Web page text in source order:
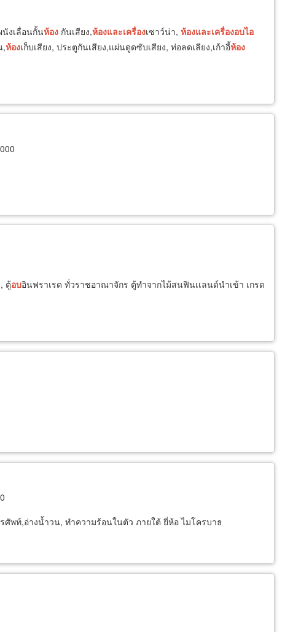
งเลื่อนกั้นห้อง กันเสียง,ห้องและเครื่องเซาว์น่า, ห้องและเครื่องอบไอ
,ห้องเก็บเสียง, ประตูกันเสียง,แผ่นดูดซับเสียง, ท่อลดเลียง,เก้าอี้ห้อง
ตู้อบอินฟราเรด ทั่วราชอาณาจักร ตู้ทำจากไม้สนฟินเเลนด์นำเข้า เกรด
ศัพท์,อ่างน้ำวน, ทำความร้อนในตัว ภายใต้ ยี่ห้อ ไมโครบาธ